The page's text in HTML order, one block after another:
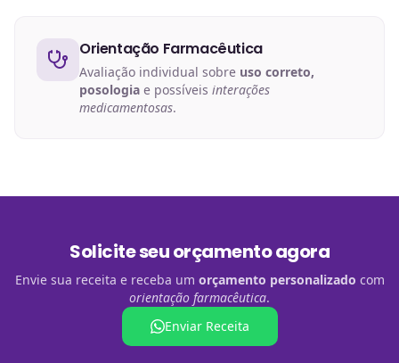
Orientação Farmacêutica
Avaliação individual sobre uso correto,
posologia e possíveis interações
medicamentosas.
Solicite seu orçamento agora
Envie sua receita e receba um orçamento personalizado com
orientação farmacêutica.
Enviar Receita